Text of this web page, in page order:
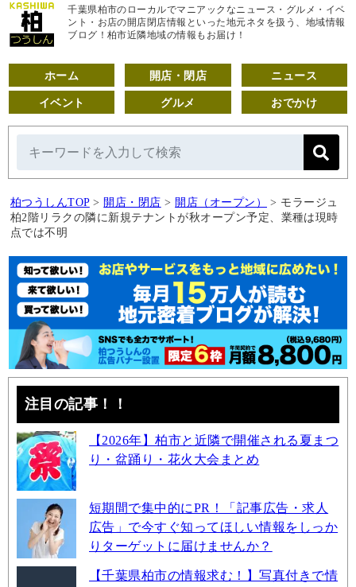
千葉県柏市のローカルでマニアックなニュース・グルメ・イベ
ント・お店の開店閉店情報といった地元ネタを扱う、地域情報
ブログ！柏市近隣地域の情報もお届け！
ホーム 開店・閉店 ニュース
イベント グルメ おでかけ
柏つうしんTOP > 開店・閉店 > 開店（オープン） > モラージュ
柏2階リラクの隣に新規テナントが秋オープン予定、業種は現時
点では不明
注目の記事！！
【2026年】柏市と近隣で開催される夏まつ
り・盆踊り・花火大会まとめ
短期間で集中的にPR！「記事広告・求人
広告」で今すぐ知ってほしい情報をしっか
りターゲットに届けませんか？
【千葉県柏市の情報求む！】写真付きで情